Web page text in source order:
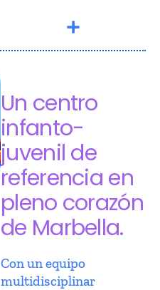
Un centro
infanto-
juvenil de
referencia en
pleno corazón
de Marbella.
Con un equipo
multidisciplinar